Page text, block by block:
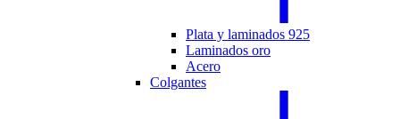
Plata y laminados 925
Laminados oro
Acero
Colgantes